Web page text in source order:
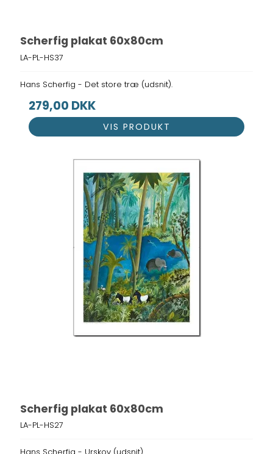
Scherfig plakat 60x80cm
LA-PL-HS37
Hans Scherfig - Det store træ (udsnit).
279,00 DKK
VIS PRODUKT
Scherfig plakat 60x80cm
LA-PL-HS27